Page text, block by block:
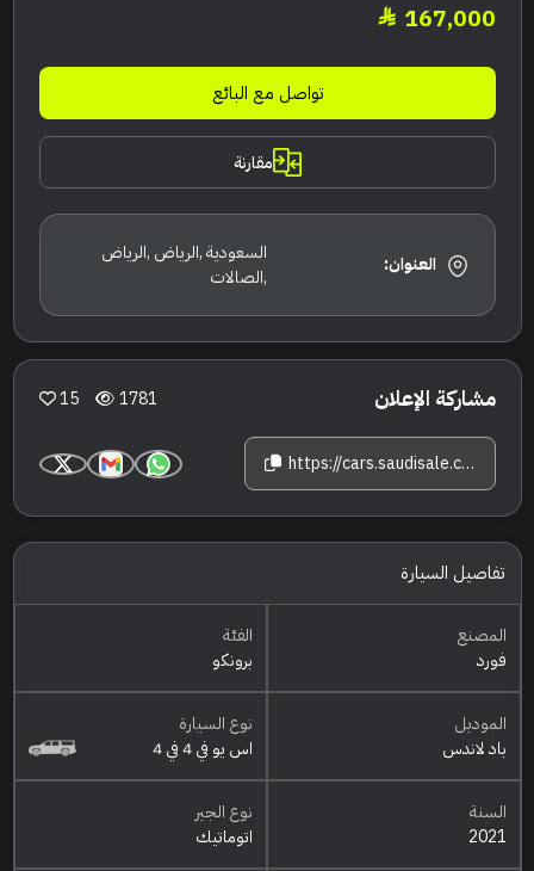
167,000
تواصل مع البائع
مقارنة
العنوان:
السعودية ,الرياض ,الرياض
,الصالات
مشاركة الإعلان 1781
15
https://cars.saudisale.com/listings/5r778R/2021-%D9%81%D9%88%D8%B1%D8%AF-%D8%A8%D8%B1%D9%88%D9%86%D9%83%D9%88-%D8%A8%D8%A7%D8%AF-%D9%84%D8%A7%D9%86%D8%AF%D8%B3
تفاصيل السيارة
المصنع
فورد
الفئة
برونكو
الموديل
باد لاندس
نوع السيارة
اس يو في 4 في 4
السنة
2021
نوع الجير
اتوماتيك